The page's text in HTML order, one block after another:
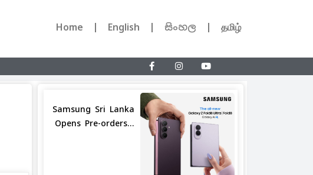
Home English සිංහල தமிழ்
Samsung Sri Lanka
Opens Pre-orders...